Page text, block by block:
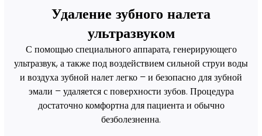
Удаление зубного налета
ультразвуком
С помощью специального аппарата, генерирующего
ультразвук, а также под воздействием сильной струи воды
и воздуха зубной налет легко – и безопасно для зубной
эмали – удаляется с поверхности зубов. Процедура
достаточно комфортна для пациента и обычно
безболезненна.